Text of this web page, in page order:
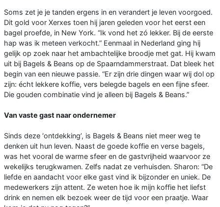
Soms zet je je tanden ergens in en verandert je leven voorgoed.
Dit gold voor Xerxes toen hij jaren geleden voor het eerst een
bagel proefde, in New York. “Ik vond het zó lekker. Bij de eerste
hap was ik meteen verkocht.” Eenmaal in Nederland ging hij
gelijk op zoek naar het ambachtelijke broodje met gat. Hij kwam
uit bij Bagels & Beans op de Spaarndammerstraat. Dat bleek het
begin van een nieuwe passie. “Er zijn drie dingen waar wij dol op
zijn: écht lekkere koffie, vers belegde bagels en een fijne sfeer.
Die gouden combinatie vind je alleen bij Bagels & Beans.”
Van vaste gast naar ondernemer
Sinds deze ‘ontdekking’, is Bagels & Beans niet meer weg te
denken uit hun leven. Naast de goede koffie en verse bagels,
was het vooral de warme sfeer en de gastvrijheid waarvoor ze
wekelijks terugkwamen. Zelfs nadat ze verhuisden. Sharon: “De
liefde en aandacht voor elke gast vind ik bijzonder en uniek. De
medewerkers zijn attent. Ze weten hoe ik mijn koffie het liefst
drink en nemen elk bezoek weer de tijd voor een praatje. Waar